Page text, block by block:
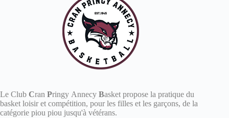
Le Club Cran Pringy Annecy Basket propose la pratique du
basket loisir et compétition, pour les filles et les garçons, de la
catégorie piou piou jusqu'à vétérans.